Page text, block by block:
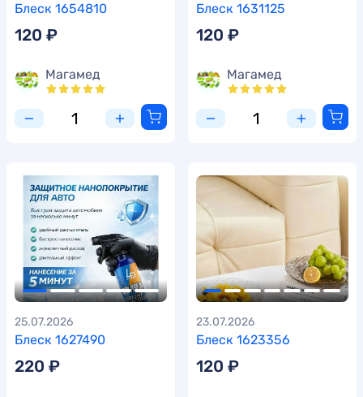
Блеск 1654810
120 ₽
Магамед
Блеск 1631125
120 ₽
Магамед
Блеск 1627490
25.07.2026
220 ₽
Блеск 1623356
23.07.2026
120 ₽